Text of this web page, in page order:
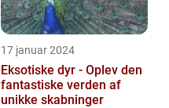
17 januar 2024
Eksotiske dyr - Oplev den
fantastiske verden af
unikke skabninger